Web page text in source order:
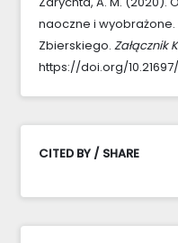
naoczne i wyobrażone.
Zbierskiego. Załącznik
https://doi.org/
CITED BY / SHARE